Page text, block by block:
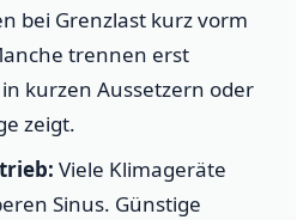
bei Grenzlast kurz vorm
trennen erst
kurzen Aussetzern oder
zeigt.
Viele Klimageräte
Sinus. Günstige